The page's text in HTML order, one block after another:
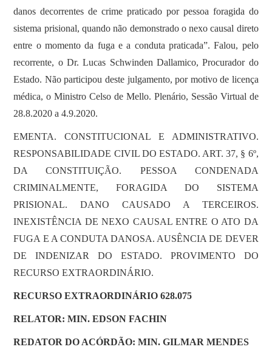
danos decorrentes de crime praticado por pessoa foragida do
sistema prisional, quando não demonstrado o nexo causal direto
entre o momento da fuga e a conduta praticada”. Falou, pelo
recorrente, o Dr. Lucas Schwinden Dallamico, Procurador do
Estado. Não participou deste julgamento, por motivo de licença
médica, o Ministro Celso de Mello. Plenário, Sessão Virtual de
28.8.2020 a 4.9.2020.
EMENTA. CONSTITUCIONAL E ADMINISTRATIVO.
RESPONSABILIDADE CIVIL DO ESTADO. ART. 37, § 6º,
DA CONSTITUIÇÃO. PESSOA CONDENADA
CRIMINALMENTE, FORAGIDA DO SISTEMA
PRISIONAL. DANO CAUSADO A TERCEIROS.
INEXISTÊNCIA DE NEXO CAUSAL ENTRE O ATO DA
FUGA E A CONDUTA DANOSA. AUSÊNCIA DE DEVER
DE INDENIZAR DO ESTADO. PROVIMENTO DO
RECURSO EXTRAORDINÁRIO.
RECURSO EXTRAORDINÁRIO 628.075
RELATOR: MIN. EDSON FACHIN
REDATOR DO ACÓRDÃO: MIN. GILMAR MENDES